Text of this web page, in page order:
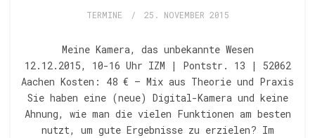
TERMINE / 25. NOVEMBER 2015
Meine Kamera, das unbekannte Wesen
12.12.2015, 10-16 Uhr IZM | Pontstr. 13 | 52062
Aachen Kosten: 48 € — Mix aus Theorie und Praxis
Sie haben eine (neue) Digital-Kamera und keine
Ahnung, wie man die vielen Funktionen am besten
nutzt, um gute Ergebnisse zu erzielen? Im